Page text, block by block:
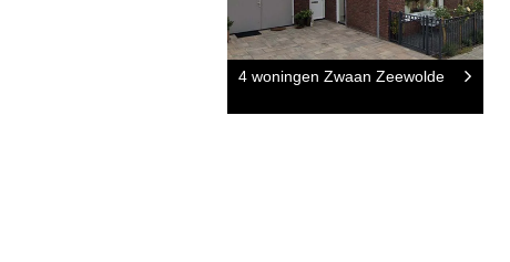
4 woningen Zwaan Zeewolde